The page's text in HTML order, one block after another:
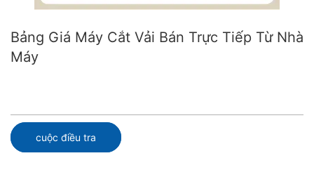
Bảng Giá Máy Cắt Vải Bán Trực Tiếp Từ Nhà
Máy
cuộc điều tra